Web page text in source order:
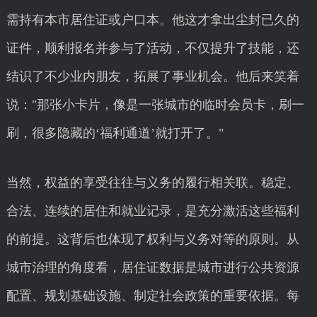
需持有本市居住证或户口本。他这才拿出尘封已久的
证件，顺利报名并参与了活动，不仅提升了技能，还
结识了不少业内朋友，拓展了事业机会。他后来笑着
说："那张小卡片，像是一张城市的临时会员卡，刷一
刷，很多隐藏的‘福利通道’就打开了。"
当然，权益的享受往往与义务的履行相关联。稳定、
合法、连续的居住和就业记录，是充分激活这些福利
的前提。这背后也体现了权利与义务对等的原则。从
城市治理的角度看，居住证数据是城市进行公共资源
配置、规划基础设施、制定社会政策的重要依据。每